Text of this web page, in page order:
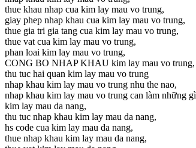
thue khau nhap cua kim lay mau vo trung,
giay phep nhap khau cua kim lay mau vo trung,
thue gia tri gia tang cua kim lay mau vo trung,
thue vat cua kim lay mau vo trung,
phan loai kim lay mau vo trung,
CONG BO NHAP KHAU kim lay mau vo trung,
thu tuc hai quan kim lay mau vo trung
nhap khau kim lay mau vo trung nhu the nao,
nhap khau kim lay mau vo trung can làm
kim lay mau da nang,
thu tuc nhap khau kim lay mau da nang,
hs code cua kim lay mau da nang,
thue nhap khau kim lay mau da nang,